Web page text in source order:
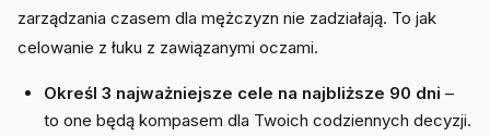
zarządzania czasem dla mężczyzn nie zadziałają. To jak
celowanie z łuku z zawiązanymi oczami.
Określ 3 najważniejsze cele na najbliższe 90 dni –
to one będą kompasem dla Twoich codziennych decyzji.